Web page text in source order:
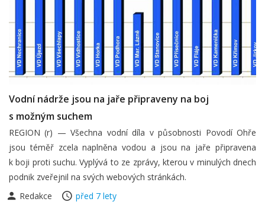
Vodní nádrže jsou na jaře připraveny na boj
s možným suchem
REGION (r) — Všechna vodní díla v působnosti Povodí Ohře
jsou téměř zcela naplněna vodou a jsou na jaře připravena
k boji proti suchu. Vyplývá to ze zprávy, kterou v minulých dnech
podnik zveřejnil na svých webových stránkách.
Redakce
před 7 lety